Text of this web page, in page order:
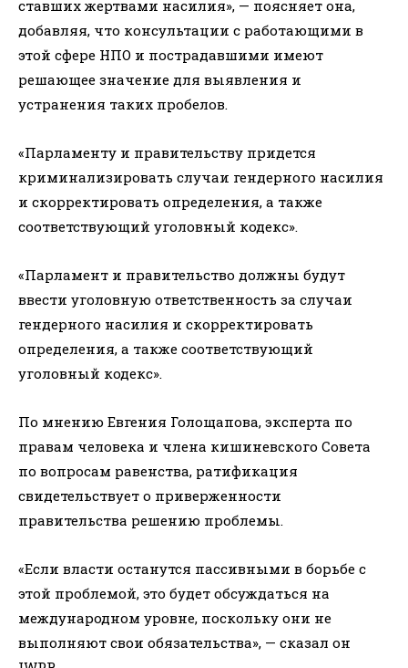
ставших жертвами насилия», — поясняет она,
добавляя, что консультации с работающими в
этой сфере НПО и пострадавшими имеют
решающее значение для выявления и
устранения таких пробелов.
«Парламенту и правительству придется
криминализировать случаи гендерного насилия
и скорректировать определения, а также
соответствующий уголовный кодекс».
«Парламент и правительство должны будут
ввести уголовную ответственность за случаи
гендерного насилия и скорректировать
определения, а также соответствующий
уголовный кодекс».
По мнению Евгения Голощапова, эксперта по
правам человека и члена кишиневского Совета
по вопросам равенства, ратификация
свидетельствует о приверженности
правительства решению проблемы.
«Если власти останутся пассивными в борьбе с
этой проблемой, это будет обсуждаться на
международном уровне, поскольку они не
выполняют свои обязательства», — сказал он